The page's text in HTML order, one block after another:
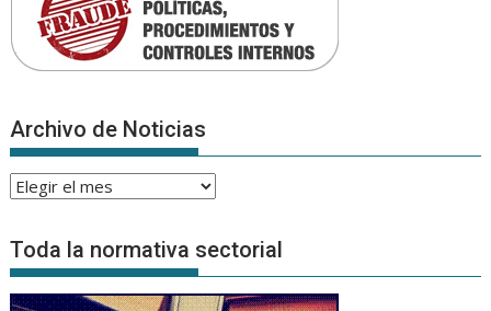
Archivo de Noticias
Archivo
Noticias
Toda la normativa sectorial